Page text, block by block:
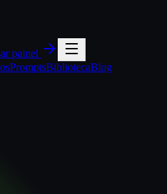
painel
PromptsBibliotecaBlog